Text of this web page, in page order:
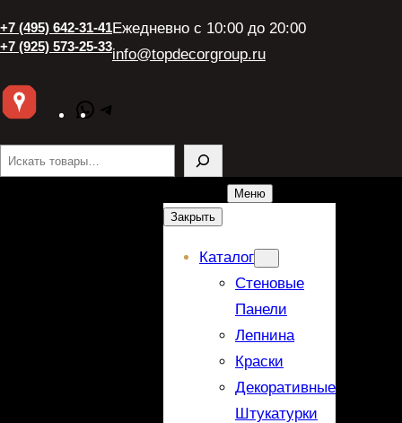
+7 (495) 642-31-41
+7 (925) 573-25-33
Ежедневно с 10:00 до 20:00
info@topdecorgroup.ru
WhatsApp
Поиск
Меню
Закрыть
Каталог
Стеновые
Панели
Лепнина
Краски
Декоративные
Штукатурки